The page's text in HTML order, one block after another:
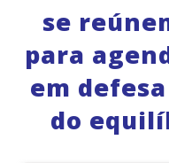
se
para
em
do